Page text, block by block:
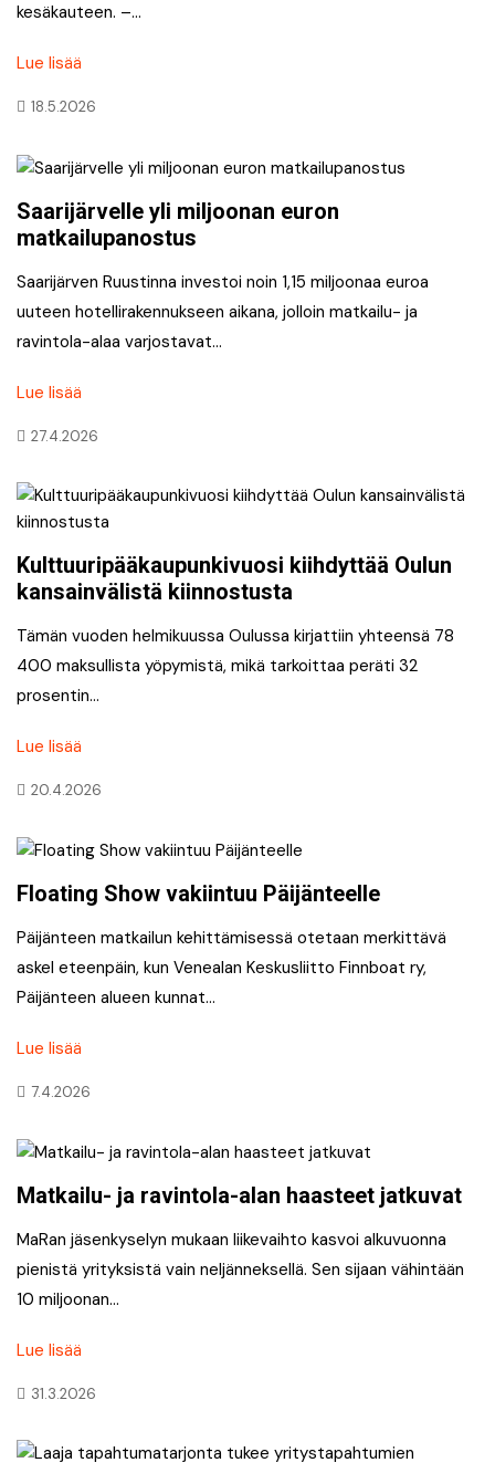
kesäkauteen. –…
Lue lisää
18.5.2026
Saarijärvelle yli miljoonan euron
matkailupanostus
Saarijärven Ruustinna investoi noin 1,15 miljoonaa euroa
uuteen hotellirakennukseen aikana, jolloin matkailu- ja
ravintola-alaa varjostavat…
Lue lisää
27.4.2026
Kulttuuripääkaupunkivuosi kiihdyttää Oulun
kansainvälistä kiinnostusta
Tämän vuoden helmikuussa Oulussa kirjattiin yhteensä 78
400 maksullista yöpymistä, mikä tarkoittaa peräti 32
prosentin…
Lue lisää
20.4.2026
Floating Show vakiintuu Päijänteelle
Päijänteen matkailun kehittämisessä otetaan merkittävä
askel eteenpäin, kun Venealan Keskusliitto Finnboat ry,
Päijänteen alueen kunnat…
Lue lisää
7.4.2026
Matkailu- ja ravintola-alan haasteet jatkuvat
MaRan jäsenkyselyn mukaan liikevaihto kasvoi alkuvuonna
pienistä yrityksistä vain neljänneksellä. Sen sijaan vähintään
10 miljoonan…
Lue lisää
31.3.2026